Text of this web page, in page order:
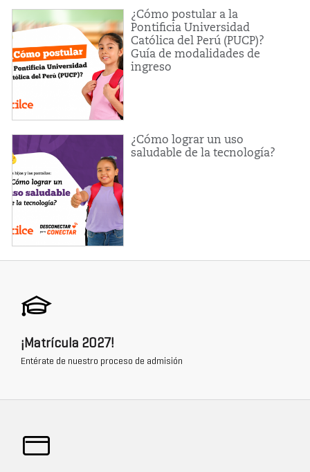
¿Cómo postular a la
Pontificia Universidad
Católica del Perú (PUCP)?
Guía de modalidades de
ingreso
¿Cómo lograr un uso
saludable de la tecnología?
¡Matrícula 2027!
Entérate de nuestro proceso de admisión